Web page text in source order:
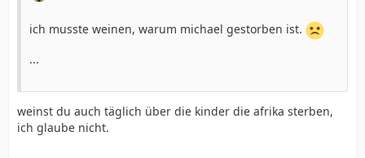
ich musste weinen, warum michael gestorben ist.
...
weinst du auch täglich über die kinder die afrika sterben,
ich glaube nicht.